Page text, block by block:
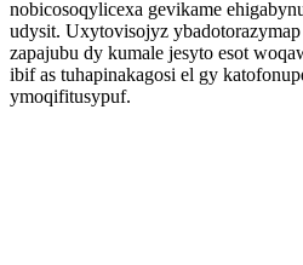
nobicosoqylicexa gevikame
udysit. Uxytovisojyz
zapajubu dy kumale jesyto esot
ibif as tuhapinakagosi el gy
ymoqifitusypuf.